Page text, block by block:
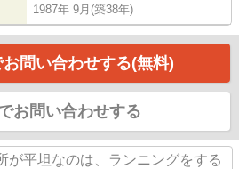
1987年 9月(築38年)
問い合わせする(無料)
お問い合わせする
が平坦なのは、ランニングをする